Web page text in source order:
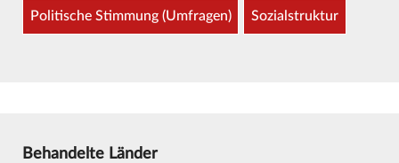
Politische Stimmung (Umfragen) Sozialstruktur
Behandelte Länder